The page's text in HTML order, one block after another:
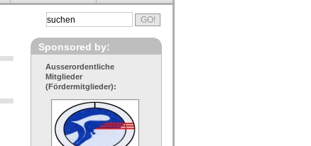
Sponsored by:
Ausserordentliche
Mitglieder
(Fördermitglieder):